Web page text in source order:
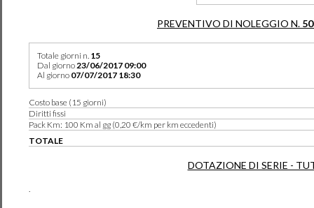
PREVENTIVO DI NOLEGGIO N.
Totale giorni n. 15
Dal giorno23/06/2017 09:00
Al giorno 07/07/2017 18:30
Costo base (15 giorni)
Diritti fissi
Pack Km: 100 Km al gg (0,20 €/km per km eccedenti)
TOTALE
DOTAZIONE DI SERIE -
.